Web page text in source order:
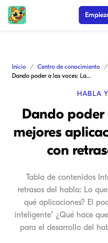
Inicio Centro de conocimiento
Dando poder a las voces: Las mejores aplicaciones para niños con retraso del habla
HABLA
Dando poder
mejores
con
Tabla de contenidos
retrasos del habla: Lo
qué aplicaciones? El
inteligente" ¿Qué hace
para el desarrollo del